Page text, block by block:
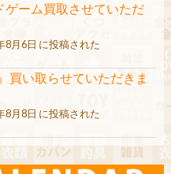
ーム買取させていただ
8月6日 に投稿された
買い取らせていただきま
8月8日 に投稿された